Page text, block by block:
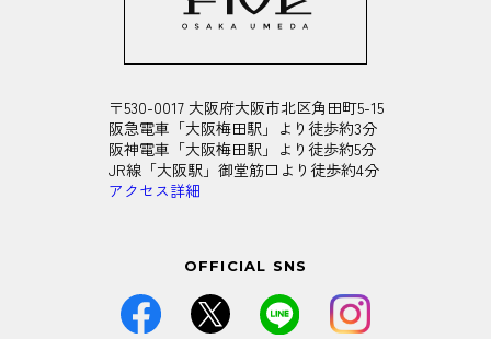
〒530-0017 大阪府大阪市北区角田町5-15
阪急電車「大阪梅田駅」より徒歩約3分
阪神電車「大阪梅田駅」より徒歩約5分
JR線「大阪駅」御堂筋口より徒歩約4分
アクセス詳細
OFFICIAL SNS